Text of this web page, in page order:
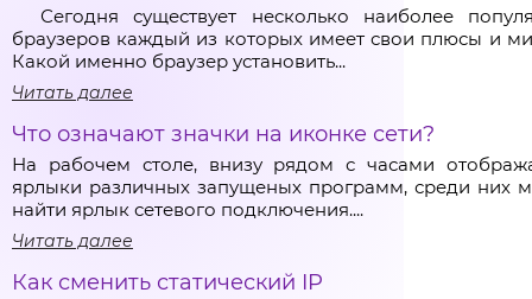
Сегодня существует несколько наиболее
браузеров каждый из которых имеет свои плюсы и
Какой именно браузер установить...
Читать далее
Что означают значки на иконке сети?
На рабочем столе, внизу рядом с часами
ярлыки различных запущеных программ, среди них
найти ярлык сетевого подключения....
Читать далее
Как сменить статический IP